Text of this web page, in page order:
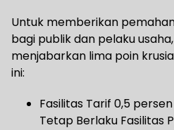
Untuk memberikan
bagi publik dan pelaku
menjabarkan lima poin
ini:
Fasilitas Tarif 0,5
Tetap Berlaku Fasilitas